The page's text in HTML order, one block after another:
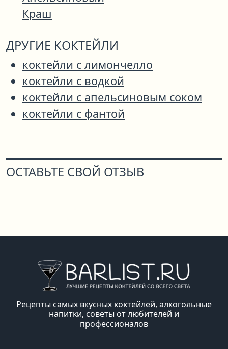
Краш
ДРУГИЕ КОКТЕЙЛИ
коктейли с лимончелло
коктейли с водкой
коктейли с апельсиновым соком
коктейли с фантой
ОСТАВЬТЕ СВОЙ ОТЗЫВ
Рецепты самых вкусных коктейлей, алкогольные
напитки, советы от любителей и
профессионалов